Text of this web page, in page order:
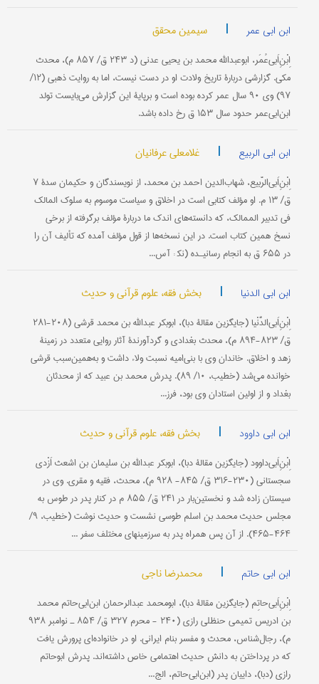
ابن ابی عمر | سیمین محقق
اِبْنِ‌اَبی‌عُمَر، ابو‌عبدالله محمد بن یحیى عدنی (د ۲۴۳ ‌ق/ ۸۵۷ م)، محدث
مکی. گزارشی دربارۀ تاریخ ولادت او در دست نیست، اما به روایت ذهبی (۱۲/
۹۷) وی ۹۰ سال عمر کرده بوده است و بر‌پایۀ این گزارش می‌بایست تولد
ابن‌ابی‌عمر حدود سال ۱۵۳ ق رخ داده باشد.
ابن ابی الربیع | غلامعلی عرفانیان
اِبْنِ‌اَبی‌الرَّبیع، شهاب‌الدین احمد بن محمد، از نویسندگان و حکیمان سدۀ ۷
ق/ ۱۳ م. او مؤلف کتابی است در اخلاق و سیاست موسوم به سلوک المالک
فی تدبیر الممالک، که دانسته‌های اندک ما دربارۀ مؤلف برگرفته از برخی
نسخ همین کتاب است. در این نسخه‌ها از قول مؤلف آمده که تألیف آن را
در ۶۵۵ ق به انجام رسانیـده (نک‍ : آس...
ابن ابی الدنیا | بخش فقه، علوم قرآنی و حدیث
اِبْنِ‌اَبی‌الدُّنْیا (جایگزین مقالۀ دبا)، ابوبکر عبدالله بن محمد قرشی (۲۰۸-۲۸۱
ق/ ۸۲۳-۸۹۴ م)، محدث بغدادی و گردآورندۀ آثار روایی متعدد در زمینۀ
زهد و اخلاق. خاندان وی با بنی‌امیه نسبت ولاء داشت و به‌همین‌سبب قرشی
خوانده می‌شد (خطیب، ۱۰/ ۸۹). پدرش محمد بن عبید که از محدثان
بغداد و از اولین استادان وی بود، فرز...
ابن ابی داوود | بخش فقه، علوم قرآنی و حدیث
اِبْنِ‌اَبی‌داوود (جایگزین مقالۀ دبا)، ابوبکر عبدالله بن سلیمان بن اشعث اَزْدی
سجستانی (۲۳۰-۳۱۶ ق/ ۸۴۵- ۹۲۸ م)، محدث، فقیه و مقری. وی در
سیستان زاده شد و نخستین‌بار در ۲۴۱ ق/ ۸۵۵ م در کنار پدر در طوس به
مجلس حدیث محمد بن اسلم طوسی نشست و حدیث نوشت (خطیب، ۹/
۴۶۴-۴۶۵). از آن پس همراه پدر به سرزمینهای مختلف سفر ...
ابن ابی حاتم | محمدرضا ناجی
اِبْنِ‌اَبی‌حاتِم (جایگزین مقالۀ دبا)، ابومحمد عبدالرحمان ابن‌ابی‌حاتم محمد
بن ادریس تمیمی حنظلی رازی (۲۴۰ - محرم ۳۲۷ ق/ ۸۵۴ ـ نوامبر ۹۳۸
م)، رجال‌شناس، محدث و مفسر بنام ایرانی. او در خانواده‌ای پرورش یافت
که در پرداختن به دانش حدیث اهتمامی خاص داشته‌اند. پدرش ابوحاتم
رازی (دبا)، داییان پدر (ابن‌ابی‌حاتم، الج...